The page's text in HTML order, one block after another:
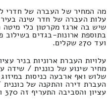
מה המחיר של העברה של חדרי
עלות העברה של חדר שינה בעיר
שיש בה ארגז מקרטון כלי מיטה
ועד 270 שקלים.
עלויות העברת ארוניות בניר
מחיר שינוע של כוננית / שידה
שלוש ואף ארבעה כניסות
העברת דירה והתקנה של
עציון והסביבה התעריף זה 370 ומקסימום 210 ש"ח.